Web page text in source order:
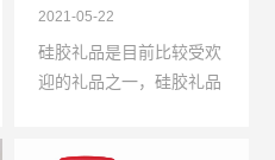
2021-05-22
硅胶礼品是目前比较受欢
迎的礼品之一，硅胶礼品